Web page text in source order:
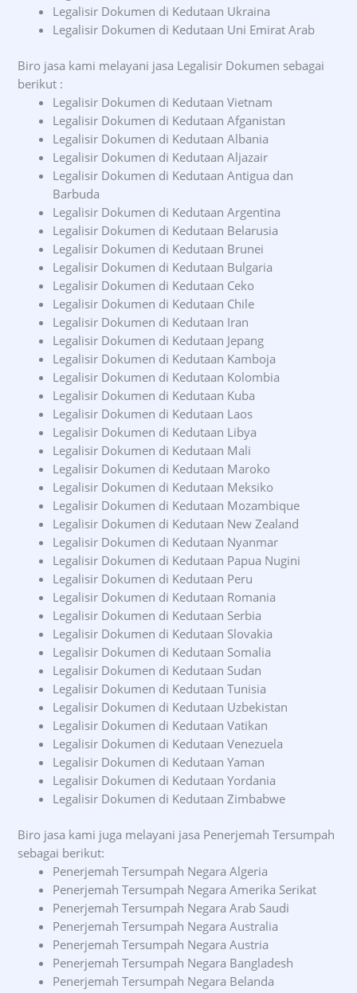
Legalisir Dokumen di Kedutaan Ukraina
Legalisir Dokumen di Kedutaan Uni Emirat Arab
Biro jasa kami melayani jasa Legalisir Dokumen sebagai
berikut :
Legalisir Dokumen di Kedutaan Vietnam
Legalisir Dokumen di Kedutaan Afganistan
Legalisir Dokumen di Kedutaan Albania
Legalisir Dokumen di Kedutaan Aljazair
Legalisir Dokumen di Kedutaan Antigua dan
Barbuda
Legalisir Dokumen di Kedutaan Argentina
Legalisir Dokumen di Kedutaan Belarusia
Legalisir Dokumen di Kedutaan Brunei
Legalisir Dokumen di Kedutaan Bulgaria
Legalisir Dokumen di Kedutaan Ceko
Legalisir Dokumen di Kedutaan Chile
Legalisir Dokumen di Kedutaan Iran
Legalisir Dokumen di Kedutaan Jepang
Legalisir Dokumen di Kedutaan Kamboja
Legalisir Dokumen di Kedutaan Kolombia
Legalisir Dokumen di Kedutaan Kuba
Legalisir Dokumen di Kedutaan Laos
Legalisir Dokumen di Kedutaan Libya
Legalisir Dokumen di Kedutaan Mali
Legalisir Dokumen di Kedutaan Maroko
Legalisir Dokumen di Kedutaan Meksiko
Legalisir Dokumen di Kedutaan Mozambique
Legalisir Dokumen di Kedutaan New Zealand
Legalisir Dokumen di Kedutaan Nyanmar
Legalisir Dokumen di Kedutaan Papua Nugini
Legalisir Dokumen di Kedutaan Peru
Legalisir Dokumen di Kedutaan Romania
Legalisir Dokumen di Kedutaan Serbia
Legalisir Dokumen di Kedutaan Slovakia
Legalisir Dokumen di Kedutaan Somalia
Legalisir Dokumen di Kedutaan Sudan
Legalisir Dokumen di Kedutaan Tunisia
Legalisir Dokumen di Kedutaan Uzbekistan
Legalisir Dokumen di Kedutaan Vatikan
Legalisir Dokumen di Kedutaan Venezuela
Legalisir Dokumen di Kedutaan Yaman
Legalisir Dokumen di Kedutaan Yordania
Legalisir Dokumen di Kedutaan Zimbabwe
Biro jasa kami juga melayani jasa Penerjemah Tersumpah
sebagai berikut:
Penerjemah Tersumpah Negara Algeria
Penerjemah Tersumpah Negara Amerika Serikat
Penerjemah Tersumpah Negara Arab Saudi
Penerjemah Tersumpah Negara Australia
Penerjemah Tersumpah Negara Austria
Penerjemah Tersumpah Negara Bangladesh
Penerjemah Tersumpah Negara Belanda